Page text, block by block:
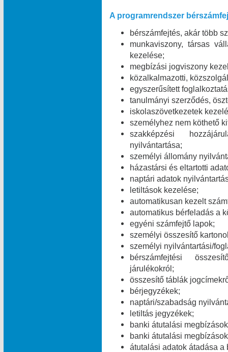
A programrendszer
bérszámfejtés, akár több
munkaviszony, társas
kezelése;
megbízási jogviszony
közalkalmazotti,
egyszerűsített
tanulmányi szerződés,
iskolaszövetkezetek
személyhez nem köthető
szakképzési
nyilvántartása;
személyi állomány
házastársi és eltartotti
naptári adatok
letiltások kezelése;
automatikusan kezelt
automatikus bérfeladás a
egyéni számfejtő lapok;
személyi összesítő
személyi nyilvántartási/
bérszámfejtési
járulékokról;
összesítő táblák
bérjegyzékek;
naptári/szabadság
letiltás jegyzékek;
banki átutalási
banki átutalási
átutalási adatok átadása